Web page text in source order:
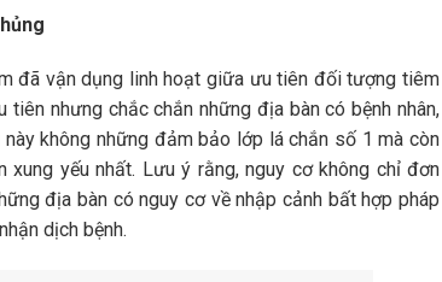
đã vận dụng linh hoạt giữa ưu tiên đối tượng tiêm
nhưng chắc chắn những địa bàn có bệnh nhân,
không những đảm bảo lớp lá chắn số 1 mà còn
yếu nhất. Lưu ý rằng, nguy cơ không chỉ đơn
địa bàn có nguy cơ về nhập cảnh bất hợp pháp
dịch bệnh.